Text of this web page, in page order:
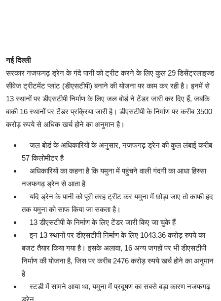
नई दिल्ली
सरकार नजफगढ़ ड्रेन के गंदे पानी को ट्रीट करने के लिए कुल 29 डिसेंट्रलाइज्ड
सीवेज ट्रीटमेंट प्लांट (डीएसटीपी) बनाने की योजना पर काम कर रही है। इनमें से
13 स्थानों पर डीएसटीपी निर्माण के लिए जल बोर्ड ने टेंडर जारी कर दिए हैं, जबकि
बाकी 16 स्थानों पर टेंडर प्रक्रिया जारी है। डीएसटीपी के निर्माण पर करीब 3500
करोड़ रुपये से अधिक खर्च होने का अनुमान है।
जल बोर्ड के अधिकारियों के अनुसार, नजफगढ़ ड्रेन की कुल लंबाई करीब
57 किलोमीटर है
अधिकारियों का कहना है कि यमुना में पहुंचने वाली गंदगी का आधा हिस्सा
नजफगढ़ ड्रेन से आता है
यदि ड्रेन के पानी को पूरी तरह ट्रीट कर यमुना में छोड़ा जाए तो काफी हद
तक यमुना को साफ किया जा सकता है।
13 डीएसटीपी के निर्माण के लिए टेंडर जारी किए जा चुके हैं
इन 13 स्थानों पर डीएसटीपी निर्माण के लिए 1043.36 करोड़ रुपये का
बजट तैयार किया गया है। इसके अलावा, 16 अन्य जगहों पर भी डीएसटीपी
निर्माण की योजना है, जिस पर करीब 2476 करोड़ रुपये खर्च होने का अनुमान
है
स्टडी में सामने आया था, यमुना में प्रदूषण का सबसे बड़ा कारण नजफगढ़
ड्रेन